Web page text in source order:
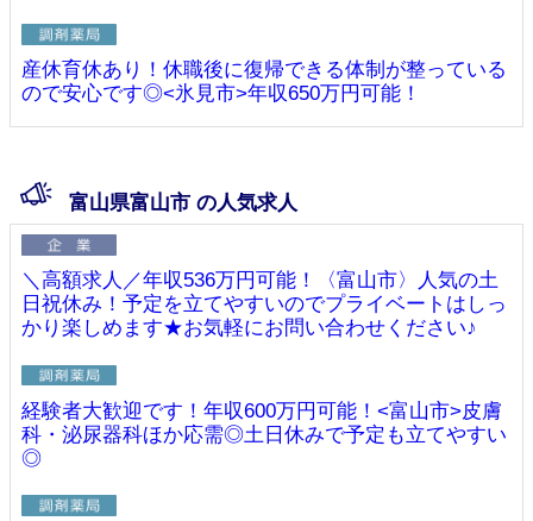
産休育休あり！休職後に復帰できる体制が整っている
ので安心です◎<氷見市>年収650万円可能！
富山県富山市 の人気求人
＼高額求人／年収536万円可能！〈富山市〉人気の土
日祝休み！予定を立てやすいのでプライベートはしっ
かり楽しめます★お気軽にお問い合わせください♪
経験者大歓迎です！年収600万円可能！<富山市>皮膚
科・泌尿器科ほか応需◎土日休みで予定も立てやすい
◎